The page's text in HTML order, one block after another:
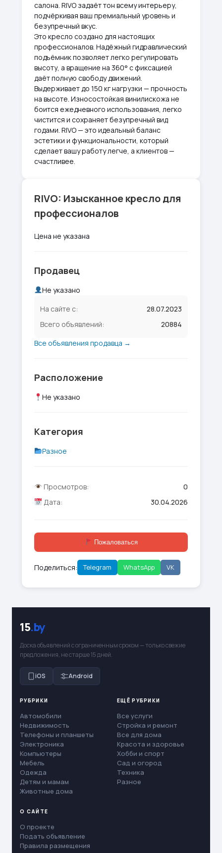
салона. RIVO задаёт тон всему интерьеру,
подчёркивая ваш премиальный уровень и
безупречный вкус.
Это кресло создано для настоящих
профессионалов. Надёжный гидравлический
подъёмник позволяет легко регулировать
высоту, а вращение на 360° с фиксацией
даёт полную свободу движений.
Выдерживает до 150 кг нагрузки — прочность
на высоте. Износостойкая винилискожа не
боится ежедневного использования, легко
чистится и сохраняет безупречный вид
годами. RIVO — это идеальный баланс
эстетики и функциональности, который
сделает вашу работу легче, а клиентов —
счастливее.
RIVO: Изысканное кресло для
профессионалов
Цена не указана
Продавец
Не указано
На сайте с:
28.07.2023
Всего объявлений:
20884
Все объявления продавца →
Расположение
Не указано
Категория
Разное
Просмотров:
0
Дата:
30.04.2026
Пожаловаться
Поделиться: Telegram WhatsApp VK
15.by
Доска объявлений с ограниченным сроком — только свежие
предложения, не старше 15 дней.
iOS Android
РУБРИКИ
Автомобили
Недвижимость
Телефоны и планшеты
Электроника
Компьютеры
Мебель
Одежда
Детям и мамам
Животные дома
ЕЩЁ РУБРИКИ
Все услуги
Стройка и ремонт
Все для дома
Красота и здоровье
Хобби и спорт
Сад и огород
Техника
Разное
О САЙТЕ
О проекте
Подать объявление
Правила размещения